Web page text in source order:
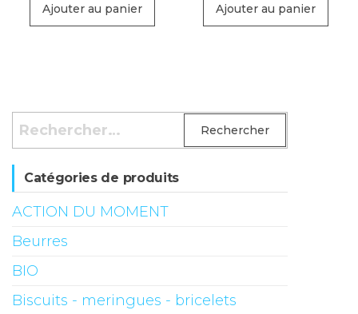
Ajouter au panier Ajouter au panier
Rechercher :
Catégories de produits
ACTION DU MOMENT
Beurres
BIO
Biscuits - meringues - bricelets